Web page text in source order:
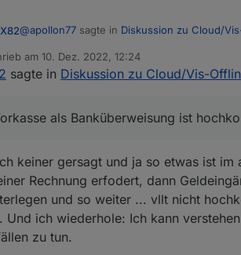
@apollon77 sagte in Diskussion zu Cloud/
Du kennst was man als Händler da so
Möglichkeiten "Zu teuer" sind und eine
10 EUR mehr im jahr bezahlen müsste
Damit hat das rein gar nichts zu tun, von
am 10. Dez. 2022, 12:24
editiert von
sagte in Diskussion zu Cloud/Vis-
als Banküberweisung ist
keiner gersagt und ja so etwas ist
Rechnung erfodert, dann
und so weiter ... vllt nicht
Und ich wiederhole: Ich kann
zu tun.